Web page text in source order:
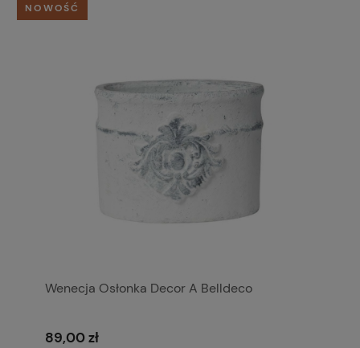
Wenecja Osłonka Decor A Belldeco
89,00 zł
NOWOŚĆ